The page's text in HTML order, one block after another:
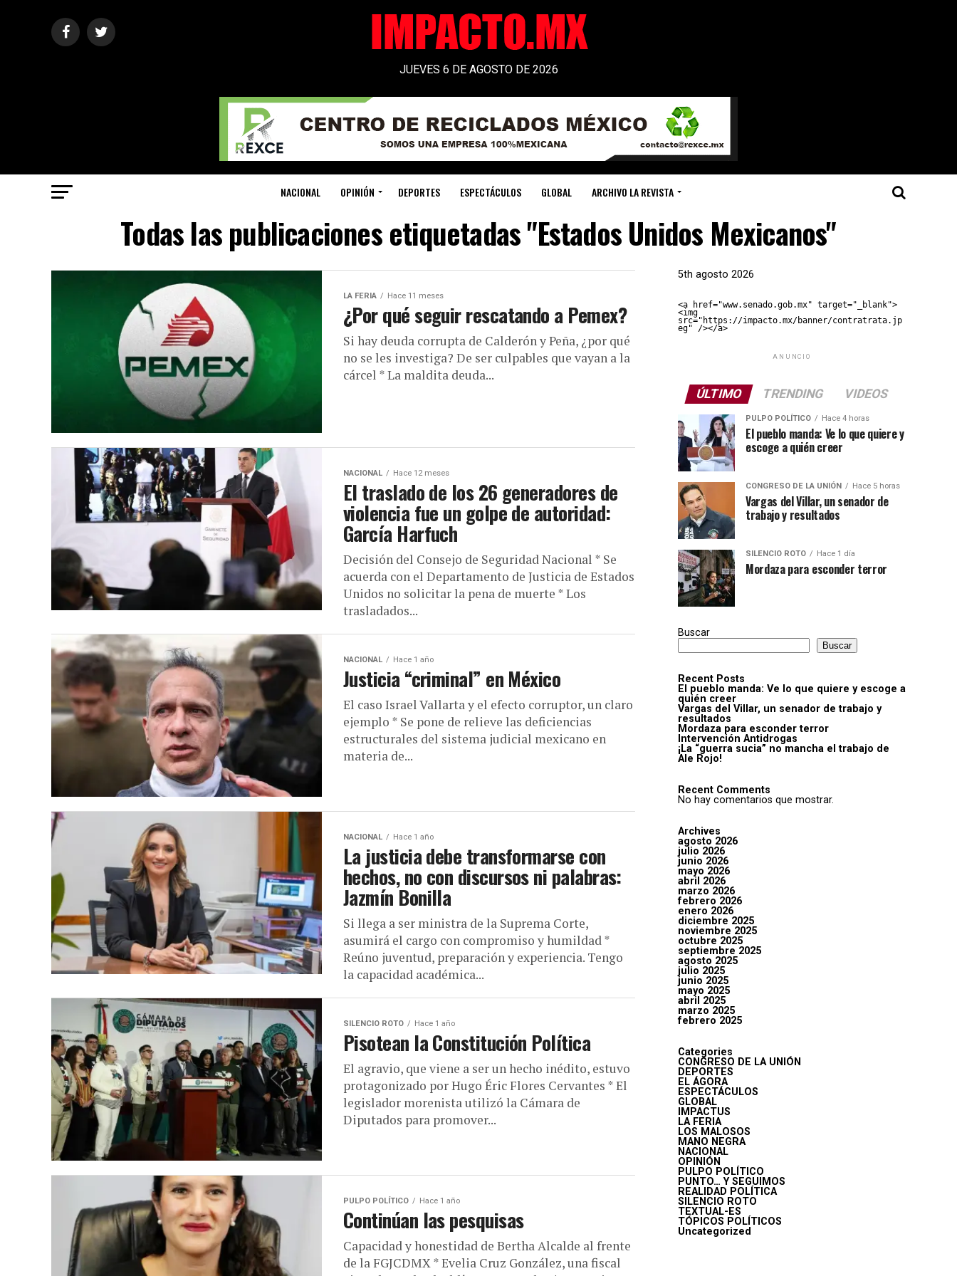
JUEVES 6 DE AGOSTO DE 2026
NACIONAL OPINIÓN DEPORTES ESPECTÁCULOS GLOBAL ARCHIVO LA REVISTA
Todas las publicaciones etiquetadas "Estados Unidos Mexicanos"
LA FERIA Hace 11 meses
¿Por qué seguir rescatando a Pemex?
Si hay deuda corrupta de Calderón y Peña, ¿por qué
no se les investiga? De ser culpables que vayan a la
cárcel * La maldita deuda...
NACIONAL Hace 12 meses
El traslado de los 26 generadores de
violencia fue un golpe de autoridad:
García Harfuch
Decisión del Consejo de Seguridad Nacional * Se
acuerda con el Departamento de Justicia de Estados
Unidos no solicitar la pena de muerte * Los
trasladados...
NACIONAL Hace 1 año
Justicia “criminal” en México
El caso Israel Vallarta y el efecto corruptor, un claro
ejemplo * Se pone de relieve las deficiencias
estructurales del sistema judicial mexicano en
materia de...
NACIONAL Hace 1 año
La justicia debe transformarse con
hechos, no con discursos ni palabras:
Jazmín Bonilla
Si llega a ser ministra de la Suprema Corte,
asumirá el cargo con compromiso y humildad *
Reúno juventud, preparación y experiencia. Tengo
la capacidad académica...
SILENCIO ROTO Hace 1 año
Pisotean la Constitución Política
El agravio, que viene a ser un hecho inédito, estuvo
protagonizado por Hugo Éric Flores Cervantes * El
legislador morenista utilizó la Cámara de
Diputados para promover...
PULPO POLÍTICO Hace 1 año
Continúan las pesquisas
Capacidad y honestidad de Bertha Alcalde al frente
de la FGJCDMX * Evelia Cruz González, una fiscal
5th agosto 2026
<a href="www.senado.gob.mx" target="_blank">
<img
src="https://impacto.mx/banner/contratrata.jp
eg" /></a>
ANUNCIO
ÚLTIMO TRENDING VIDEOS
PULPO POLÍTICO Hace 4 horas
El pueblo manda: Ve lo que quiere y
escoge a quién creer
CONGRESO DE LA UNIÓN Hace 5 horas
Vargas del Villar, un senador de
trabajo y resultados
SILENCIO ROTO Hace 1 día
Mordaza para esconder terror
Buscar
Buscar
Recent Posts
El pueblo manda: Ve lo que quiere y escoge a
quién creer
Vargas del Villar, un senador de trabajo y
resultados
Mordaza para esconder terror
Intervención Antidrogas
¡La “guerra sucia” no mancha el trabajo de
Ale Rojo!
Recent Comments
No hay comentarios que mostrar.
Archives
agosto 2026
julio 2026
junio 2026
mayo 2026
abril 2026
marzo 2026
febrero 2026
enero 2026
diciembre 2025
noviembre 2025
octubre 2025
septiembre 2025
agosto 2025
julio 2025
junio 2025
mayo 2025
abril 2025
marzo 2025
febrero 2025
Categories
CONGRESO DE LA UNIÓN
DEPORTES
EL ÁGORA
ESPECTÁCULOS
GLOBAL
IMPACTUS
LA FERIA
LOS MALOSOS
MANO NEGRA
NACIONAL
OPINIÓN
PULPO POLÍTICO
PUNTO… Y SEGUIMOS
REALIDAD POLÍTICA
SILENCIO ROTO
TEXTUAL-ES
TÓPICOS POLÍTICOS
Uncategorized